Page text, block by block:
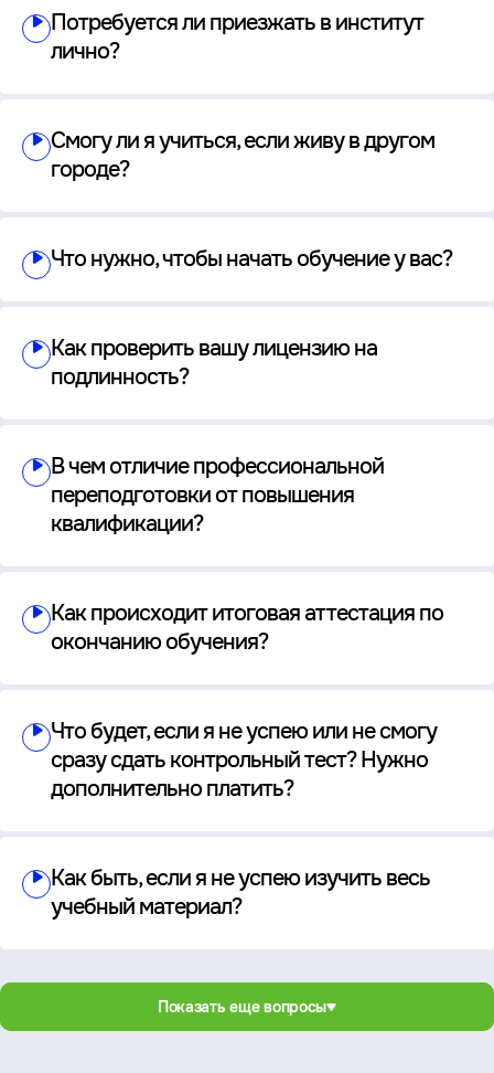
Потребуется ли приезжать в институт
лично?
Смогу ли я учиться, если живу в другом
городе?
Что нужно, чтобы начать обучение у вас?
Как проверить вашу лицензию на
подлинность?
В чем отличие профессиональной
переподготовки от повышения
квалификации?
Как происходит итоговая аттестация по
окончанию обучения?
Что будет, если я не успею или не смогу
сразу сдать контрольный тест? Нужно
дополнительно платить?
Как быть, если я не успею изучить весь
учебный материал?
Показать еще вопросы